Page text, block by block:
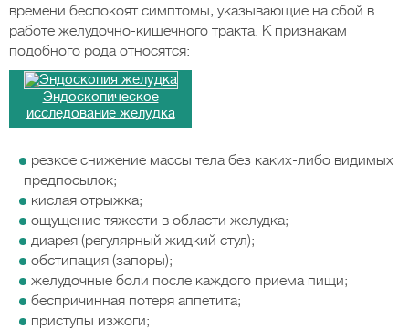
времени беспокоят симптомы, указывающие на сбой в
работе желудочно-кишечного тракта. К признакам
подобного рода относятся:
Эндоскопическое
исследование желудка
резкое снижение массы тела без каких-либо видимых
предпосылок;
кислая отрыжка;
ощущение тяжести в области желудка;
диарея (регулярный жидкий стул);
обстипация (запоры);
желудочные боли после каждого приема пищи;
беспричинная потеря аппетита;
приступы изжоги;